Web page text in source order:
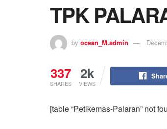
TPK
by ocean_M.admin
337
SHARES
2k
VIEWS
[table “Petikemas-Palaran” not